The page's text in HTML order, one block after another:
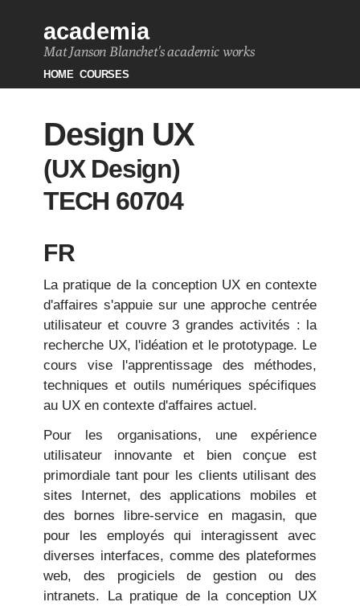
academia
Mat Janson Blanchet's academic works
HOME COURSES
Design UX
(UX Design)
TECH 60704
FR
La pratique de la conception UX en contexte
d'affaires s'appuie sur une approche centrée
utilisateur et couvre 3 grandes activités : la
recherche UX, l'idéation et le prototypage. Le
cours vise l'apprentissage des méthodes,
techniques et outils numériques spécifiques
au UX en contexte d'affaires actuel.
Pour les organisations, une expérience
utilisateur innovante et bien conçue est
primordiale tant pour les clients utilisant des
sites Internet, des applications mobiles et
des bornes libre-service en magasin, que
pour les employés qui interagissent avec
diverses interfaces, comme des plateformes
web, des progiciels de gestion ou des
intranets. La pratique de la conception UX